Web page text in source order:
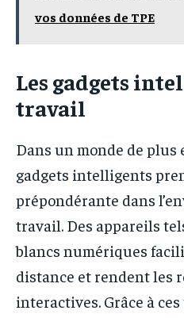
vos données de TPE
Les gadgets
travail
Dans un monde de
gadgets intelligents
prépondérante dans
travail. Des appareils
blancs numériques
distance et rendent les
interactives. Grâce à